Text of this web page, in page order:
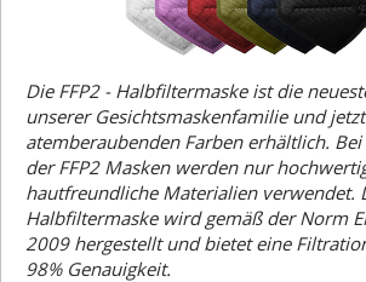
Die FFP2 - Halbfiltermaske ist die
unserer Gesichtsmaskenfamilie und
atemberaubenden Farben erhältlich.
der FFP2 Masken werden nur
hautfreundliche Materialien verwendet.
Halbfiltermaske wird gemäß der Norm
2009 hergestellt und bietet eine
98% Genauigkeit.